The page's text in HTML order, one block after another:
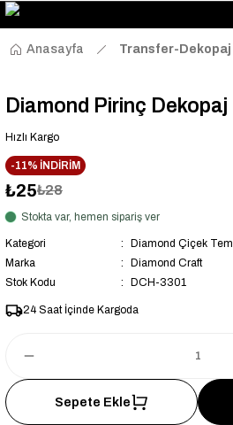
Size Özel "HG10" Kodu ile Sepette
Kaçırmayın!
Anasayfa
Transfer-Dekopaj
Diamond Pirinç Dekopaj
Hızlı Kargo
-11% İNDİRİM
₺25₺28
Stokta var, hemen sipariş ver
Kategori
Diamond Çiçek
Marka
Diamond Craft
Stok Kodu
DCH-3301
24 Saat İçinde Kargoda
Sepete Ekle